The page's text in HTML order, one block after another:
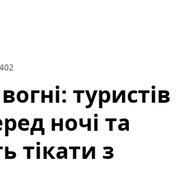
402
туристів
ночі та
тікати з